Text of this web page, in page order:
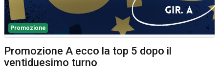
Promozione
Promozione A ecco la top 5 dopo il
ventiduesimo turno